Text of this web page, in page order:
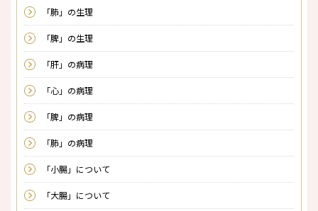
「肺」の生理
「脾」の生理
「肝」の病理
「心」の病理
「脾」の病理
「肺」の病理
「小腸」について
「大腸」について